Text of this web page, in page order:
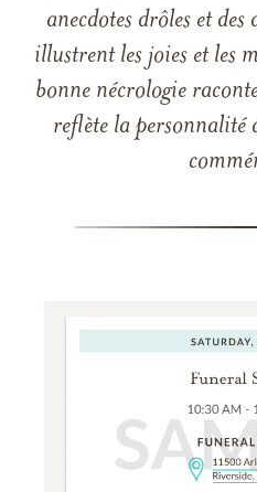
anecdotes drôles et
illustrent les joies et les
bonne nécrologie
reflète la personnalité